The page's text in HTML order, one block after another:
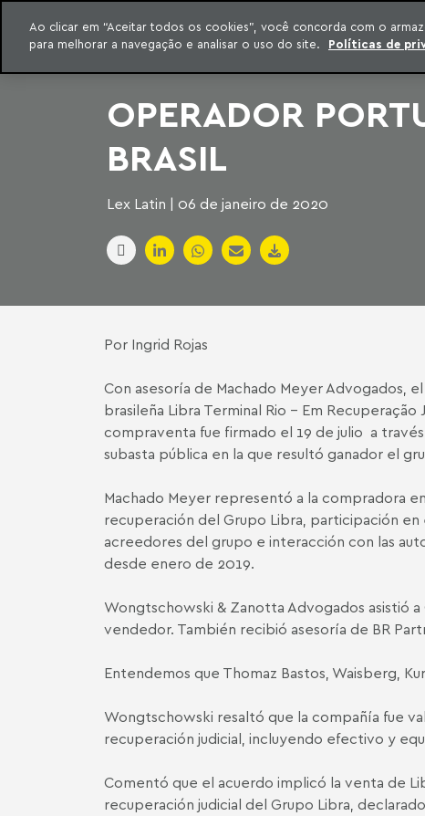
para o conteúdo
Machado Meyer
INTELIGÊNCIA JURÍDICA
CONTEÚDO EXCLUSIVO MACHADO MEYER ADVOGADOS
OPERADOR
BRASIL
Lex Latin | 06 de janeiro de 2020
Por Ingrid Rojas
Con asesoría de Machado Meyer Advogados,
brasileña Libra Terminal Rio - Em
compraventa fue firmado el 19 de julio a través
subasta pública en la que resultó ganador el
Machado Meyer representó a la compradora
recuperación del Grupo Libra, participación
acreedores del grupo e interacción con las
desde enero de 2019.
Wongtschowski & Zanotta Advogados asistió
vendedor. También recibió asesoría de BR
Entendemos que Thomaz Bastos, Waisberg,
Wongtschowski resaltó que la compañía fue
recuperación judicial, incluyendo efectivo y
Comentó que el acuerdo implicó la venta de
recuperación judicial del Grupo Libra,
Ao clicar em “Aceitar todos os cookies”, você concorda com o
para melhorar a navegação e analisar o uso do site.
Políticas de